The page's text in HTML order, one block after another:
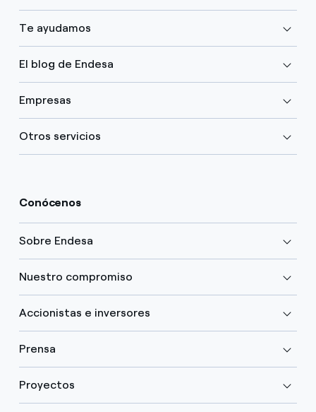
Te ayudamos
El blog de Endesa
Empresas
Otros servicios
Conócenos
Sobre Endesa
Nuestro compromiso
Accionistas e inversores
Prensa
Proyectos